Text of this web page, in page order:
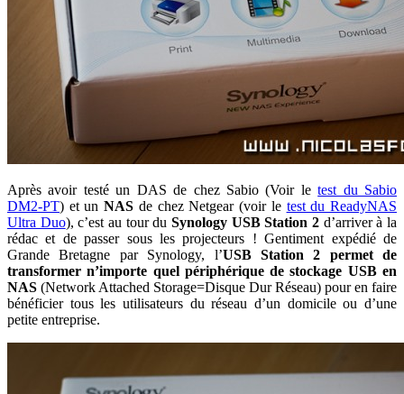
Après avoir testé un DAS de chez Sabio (Voir letest du Sabio
DM2-PT) et unNAS de chez Netgear (voir le test du ReadyNAS
Ultra Duo), c’est au tour duSynology USB Station 2 d’arriver à la
rédac et de passer sous les projecteurs ! Gentiment expédié de
Grande Bretagne par Synology, l’USB Station 2 permet de
transformer n’importe quel périphérique de stockage USB en
NAS (Network Attached Storage=Disque Dur Réseau) pour en faire
bénéficier tous les utilisateurs du réseau d’un domicile ou d’une
petite entreprise.